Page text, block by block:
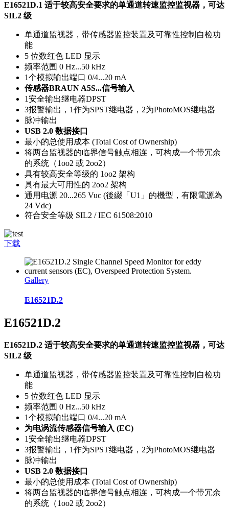
E16521D.1 适于较高安全要求的单通道转速监控监视器，可达
SIL2 级
单通道监视器，带传感器监控装置及可靠性控制自检功
能
5 位数红色 LED 显示
频率范围 0 Hz...50 kHz
1个模拟输出端口 0/4...20 mA
传感器BRAUN A5S...信号输入
1安全输出继电器DPST
3报警输出，1作为SPST继电器，2为PhotoMOS继电器
脉冲输出
USB 2.0 数据接口
最小的总使用成本 (Total Cost of Ownership)
将两台监视器的临界信号触点相连，可构成一个带冗余
的系统（1oo2 或 2oo2）
具有较高安全等级的 1oo2 架构
具有最大可用性的 2oo2 架构
通用电源 20...265 Vuc (後綴「U1」的機型，有限電源為
24 Vdc)
符合安全等级 SIL2 / IEC 61508:2010
下载
Gallery
E16521D.2
E16521D.2
E16521D.2 适于较高安全要求的单通道转速监控监视器，可达
SIL2 级
单通道监视器，带传感器监控装置及可靠性控制自检功
能
5 位数红色 LED 显示
频率范围 0 Hz...50 kHz
1个模拟输出端口 0/4...20 mA
为电涡流传感器信号输入 (EC)
1安全输出继电器DPST
3报警输出，1作为SPST继电器，2为PhotoMOS继电器
脉冲输出
USB 2.0 数据接口
最小的总使用成本 (Total Cost of Ownership)
将两台监视器的临界信号触点相连，可构成一个带冗余
的系统（1oo2 或 2oo2）